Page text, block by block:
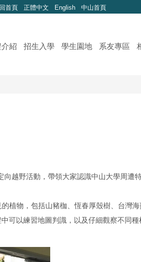
回首頁 正體中文 English 中山首頁
系友專區
學生園地
招生入學
紹
越野活動，帶領大家認識中山大學周遭
植物，包括山豬枷、恆春厚殼樹、台灣海
可以練習地圖判識，以及仔細觀察不同種